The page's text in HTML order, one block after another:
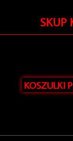
SKUP
KOSZULKI